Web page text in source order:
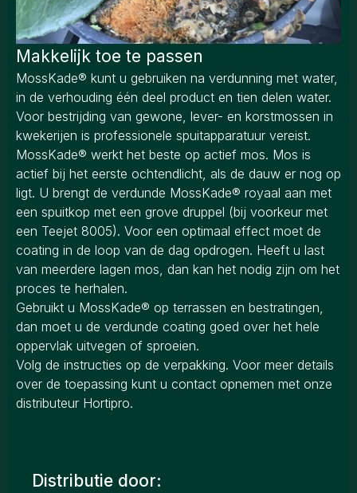
Makkelijk toe te passen
MossKade® kunt u gebruiken na verdunning met water,
in de verhouding één deel product en tien delen water.
Voor bestrijding van gewone, lever- en korstmossen in
kwekerijen is professionele spuitapparatuur vereist.
MossKade® werkt het beste op actief mos. Mos is
actief bij het eerste ochtendlicht, als de dauw er nog op
ligt. U brengt de verdunde MossKade® royaal aan met
een spuitkop met een grove druppel (bij voorkeur met
een Teejet 8005). Voor een optimaal effect moet de
coating in de loop van de dag opdrogen. Heeft u last
van meerdere lagen mos, dan kan het nodig zijn om het
proces te herhalen.
Gebruikt u MossKade® op terrassen en bestratingen,
dan moet u de verdunde coating goed over het hele
oppervlak uitvegen of sproeien.
Volg de instructies op de verpakking. Voor meer details
over de toepassing kunt u contact opnemen met onze
distributeur Hortipro.
Distributie door: